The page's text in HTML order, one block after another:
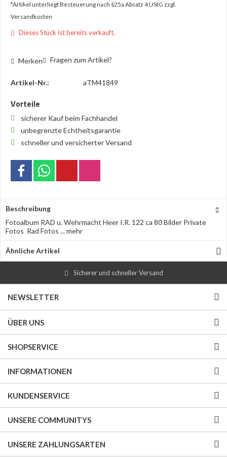
*Artikel unterliegt Besteuerung nach §25a Absatz 4 UStG zzgl.
Versandkosten
Dieses Stück ist bereits verkauft.
Merken Fragen zum Artikel?
Artikel-Nr.: aTM41849
Vorteile
sicherer Kauf beim Fachhandel
unbegrenzte Echtheitsgarantie
schneller und versicherter Versand
Beschreibung
Fotoalbum RAD u. Wehrmacht Heer I.R. 122 ca 80 Bilder Private
Fotos Rad Fotos ...mehr
Ähnliche Artikel
Sicherer und schneller Versand
NEWSLETTER
ÜBER UNS
SHOPSERVICE
INFORMATIONEN
KUNDENSERVICE
UNSERE COMMUNITYS
UNSERE ZAHLUNGSARTEN